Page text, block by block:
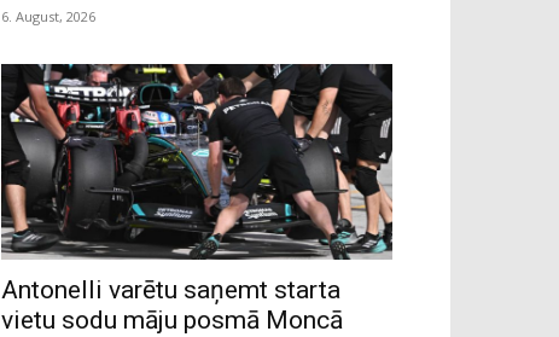
6. August, 2026
Antonelli varētu saņemt starta
vietu sodu māju posmā Moncā